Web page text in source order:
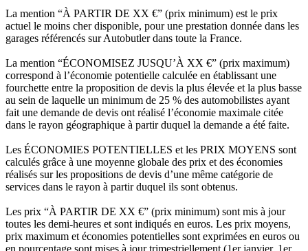
La mention “À PARTIR DE XX €” (prix minimum) est le prix
actuel le moins cher disponible, pour une prestation donnée dans les
garages référencés sur Autobutler dans toute la France.
La mention “ÉCONOMISEZ JUSQU’À XX €” (prix maximum)
correspond à l’économie potentielle calculée en établissant une
fourchette entre la proposition de devis la plus élevée et la plus basse
au sein de laquelle un minimum de 25 % des automobilistes ayant
fait une demande de devis ont réalisé l’économie maximale citée
dans le rayon géographique à partir duquel la demande a été faite.
Les ÉCONOMIES POTENTIELLES et les PRIX MOYENS sont
calculés grâce à une moyenne globale des prix et des économies
réalisés sur les propositions de devis d’une même catégorie de
services dans le rayon à partir duquel ils sont obtenus.
Les prix “À PARTIR DE XX €” (prix minimum) sont mis à jour
toutes les demi-heures et sont indiqués en euros. Les prix moyens,
prix maximum et économies potentielles sont exprimées en euros ou